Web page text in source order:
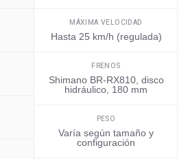
MÁXIMA VELOCIDAD
Hasta 25 km/h (regulada)
FRENOS
Shimano BR-RX810, disco
hidráulico, 180 mm
PESO
Varía según tamaño y
configuración